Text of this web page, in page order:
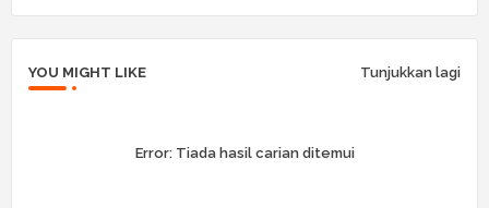
YOU MIGHT LIKE Tunjukkan lagi
Error:Tiada hasil carian ditemui